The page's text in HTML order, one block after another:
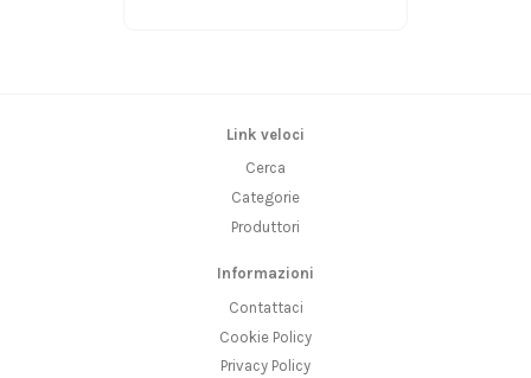
Link veloci
Cerca
Categorie
Produttori
Informazioni
Contattaci
Cookie Policy
Privacy Policy